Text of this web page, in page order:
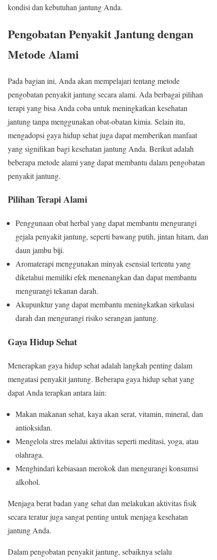
kondisi dan kebutuhan jantung Anda.
Pengobatan Penyakit Jantung dengan
Metode Alami
Pada bagian ini, Anda akan mempelajari tentang metode
pengobatan penyakit jantung secara alami. Ada berbagai pilihan
terapi yang bisa Anda coba untuk meningkatkan kesehatan
jantung tanpa menggunakan obat-obatan kimia. Selain itu,
mengadopsi gaya hidup sehat juga dapat memberikan manfaat
yang signifikan bagi kesehatan jantung Anda. Berikut adalah
beberapa metode alami yang dapat membantu dalam pengobatan
penyakit jantung.
Pilihan Terapi Alami
Penggunaan obat herbal yang dapat membantu mengurangi
gejala penyakit jantung, seperti bawang putih, jintan hitam, dan
daun jambu biji.
Aromaterapi menggunakan minyak esensial tertentu yang
diketahui memiliki efek menenangkan dan dapat membantu
mengurangi tekanan darah.
Akupunktur yang dapat membantu meningkatkan sirkulasi
darah dan mengurangi risiko serangan jantung.
Gaya Hidup Sehat
Menerapkan gaya hidup sehat adalah langkah penting dalam
mengatasi penyakit jantung. Beberapa gaya hidup sehat yang
dapat Anda terapkan antara lain:
Makan makanan sehat, kaya akan serat, vitamin, mineral, dan
antioksidan.
Mengelola stres melalui aktivitas seperti meditasi, yoga, atau
olahraga.
Menghindari kebiasaan merokok dan mengurangi konsumsi
alkohol.
Menjaga berat badan yang sehat dan melakukan aktivitas fisik
secara teratur juga sangat penting untuk menjaga kesehatan
jantung Anda.
Dalam pengobatan penyakit jantung, sebaiknya selalu